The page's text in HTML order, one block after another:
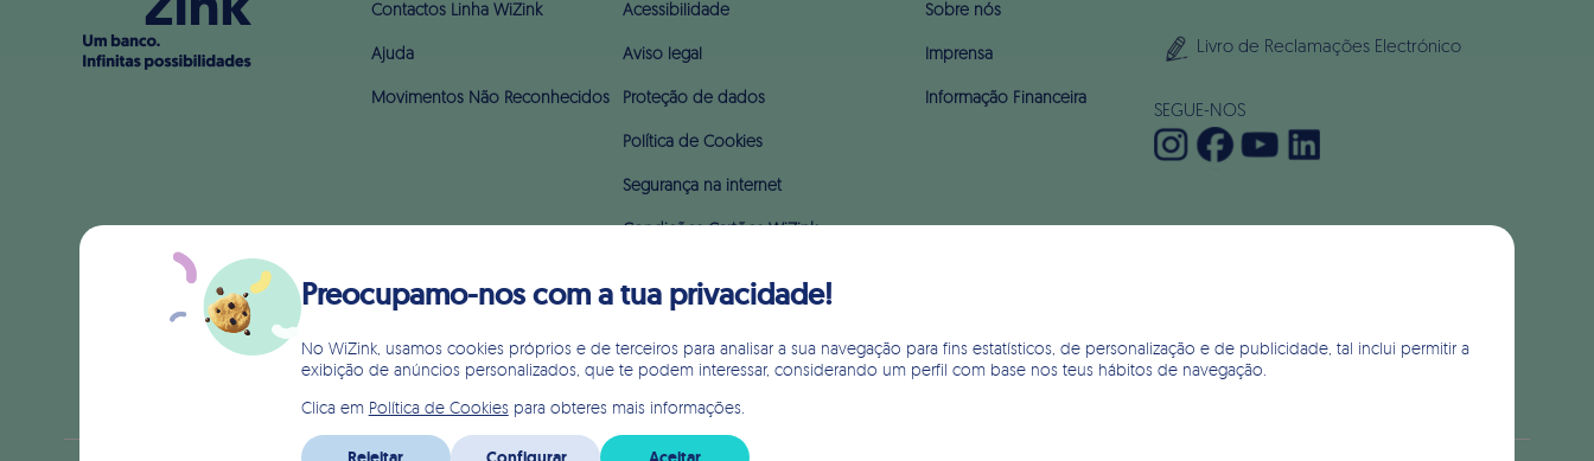
Contactos Linha WiZink
Ajuda
Movimentos Não Reconhecidos
Acessibilidade
Aviso legal
Proteção de dados
Política de Cookies
Segurança na internet
Condições Cartões WiZink
Apoio ao incumprimento (PARI & PERSI)
Sobre nós
Imprensa
Informação Financeira
Livro de Reclamações Electrónico
SEGUE-NOS
Preocupamo-nos com a tua privacidade!
No WiZink, usamos cookies próprios e de terceiros para analisar a sua navegação para fins estatísticos, de personalização e de publicidade, tal inclui permitir a
exibição de anúncios personalizados, que te podem interessar, considerando um perfil com base nos teus hábitos de navegação.
Clica em Política de Cookiespara obteres mais informações.